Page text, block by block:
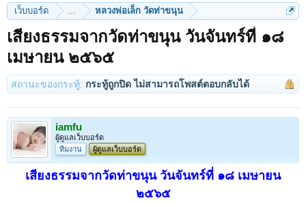
เว็บบอร์ด ... หลวงพ่อเล็ก วัดท่าขนุน
เสียงธรรมจากวัดท่าขนุน วันจันทร์ที่ ๑๘
เมษายน ๒๕๖๕
สถานะของกระทู้: กระทู้ถูกปิด ไม่สามารถโพสต์ตอบกลับได้
iamfu
ผู้ดูแลเว็บบอร์ด
ทีมงาน
ผู้ดูแลเว็บบอร์ด
เสียงธรรมจากวัดท่าขนุน วันจันทร์ที่ ๑๘ เมษายน
๒๕๖๕